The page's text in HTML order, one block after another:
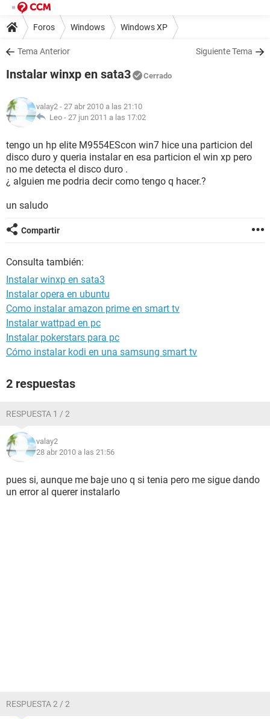
Foros Windows Windows XP
Tema Anterior Siguiente Tema
Instalar winxp en sata3 Cerrado
valay2 - 27 abr 2010 a las 21:10
Leo - 27 jun 2011 a las 17:02
tengo un hp elite M9554EScon win7 hice una particion del
disco duro y queria instalar en esa particion el win xp pero
no me detecta el disco duro .
¿ alguien me podria decir como tengo q hacer.?
un saludo
Compartir
Consulta también:
Instalar winxp en sata3
Instalar opera en ubuntu
Como instalar amazon prime en smart tv
Instalar wattpad en pc
Instalar pokerstars para pc
Cómo instalar kodi en una samsung smart tv
2 respuestas
RESPUESTA 1 / 2
valay2
28 abr 2010 a las 21:56
pues si, aunque me baje uno q si tenia pero me sigue dando
un error al querer instalarlo
RESPUESTA 2 / 2